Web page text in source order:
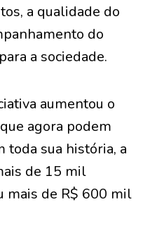
a qualidade do
do
a sociedade.
aumentou o
agora podem
toda sua história, a
de 15 mil
mais de R$ 600 mil